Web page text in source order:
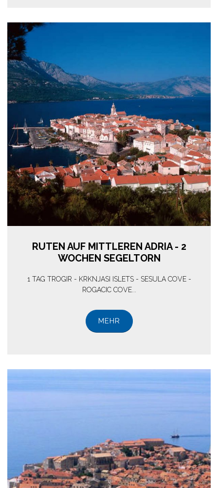
RUTEN AUF MITTLEREN ADRIA - 2
WOCHEN SEGELTORN
1 TAG TROGIR - KRKNJASI ISLETS - SESULA COVE -
ROGACIC COVE...
MEHR